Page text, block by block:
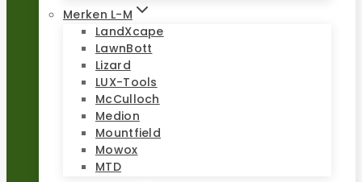
Merken L-M
LandXcape
LawnBott
Lizard
LUX-Tools
McCulloch
Medion
Mountfield
Mowox
MTD